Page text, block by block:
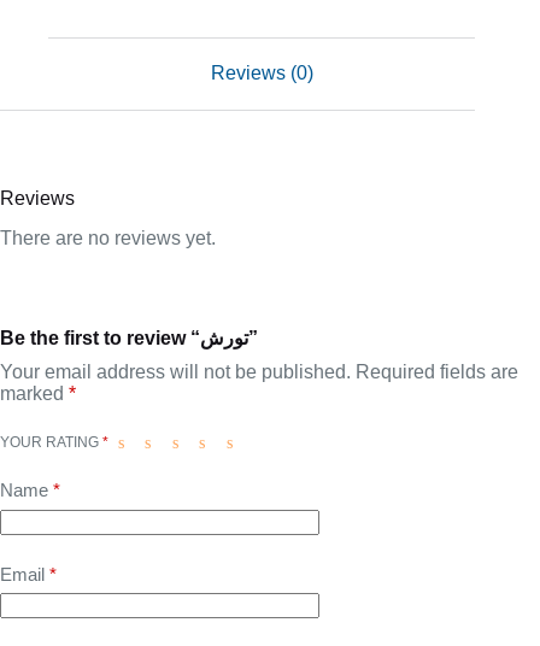
Reviews (0)
Reviews
There are no reviews yet.
Be the first to review “تورش”
Your email address will not be published. Required fields are
marked *
YOUR RATING *
Name *
Email *